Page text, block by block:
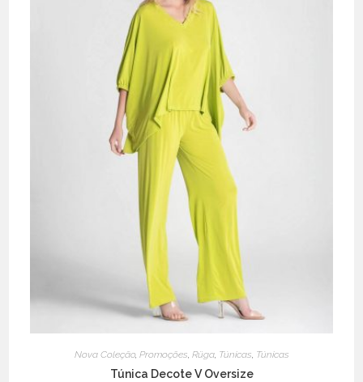
Nova Coleção, Promoções Rüga, Túnicas Túnicas
Túnica Decote V Oversize